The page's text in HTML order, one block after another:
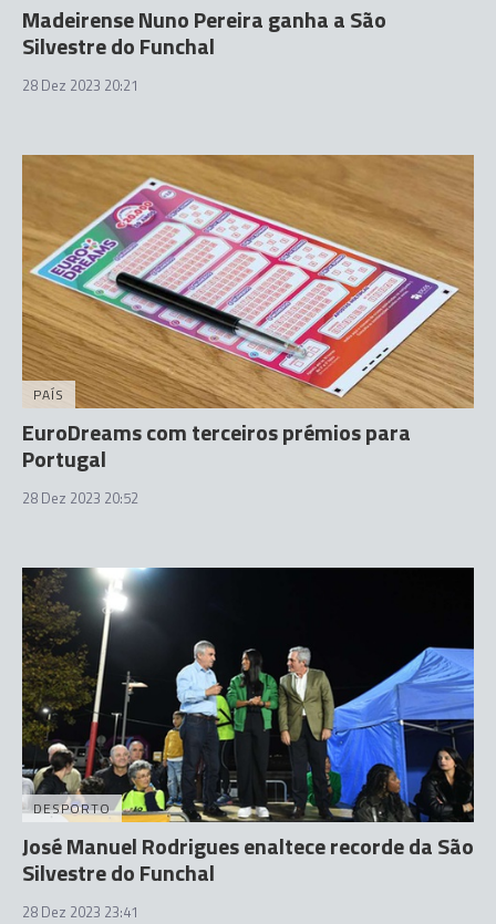
Madeirense Nuno Pereira ganha a São
Silvestre do Funchal
28 Dez 2023 20:21
PAÍS
EuroDreams com terceiros prémios para
Portugal
28 Dez 2023 20:52
DESPORTO
José Manuel Rodrigues enaltece recorde da São
Silvestre do Funchal
28 Dez 2023 23:41